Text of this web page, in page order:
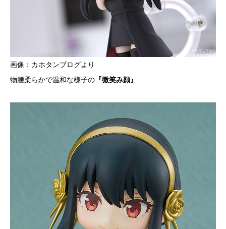
画像：カホタンブログより
物腰柔らかで温和な様子の 『微笑み顔』